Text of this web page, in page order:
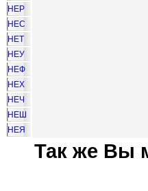
НЕР
НЕС
НЕТ
НЕУ
НЕФ
НЕХ
НЕЧ
НЕШ
НЕЯ
Так же Вы